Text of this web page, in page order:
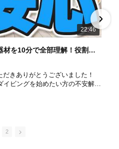
ド伊豆半島エリア」部門 4冠
県 藤沢市 南藤沢10-4
index.php/work
22:46
【初心者必見】ダイビング器材を10分で全部理解！役割・使い方をやさしく解説
きありがとうございました！
ビングを始めたい方の不安解消
ャンネルです
イビングライフを送っていただ
たいなどありましたらコメントを
2